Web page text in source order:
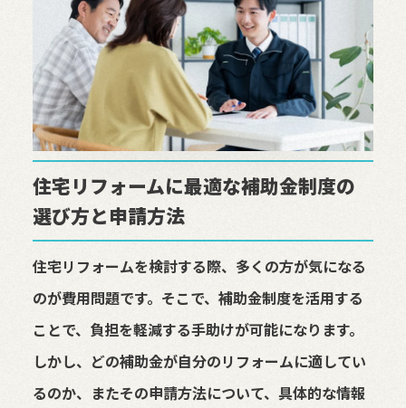
住宅リフォームに最適な補助金制度の
選び方と申請方法
住宅リフォームを検討する際、多くの方が気になる
のが費用問題です。そこで、補助金制度を活用する
ことで、負担を軽減する手助けが可能になります。
しかし、どの補助金が自分のリフォームに適してい
るのか、またその申請方法について、具体的な情報